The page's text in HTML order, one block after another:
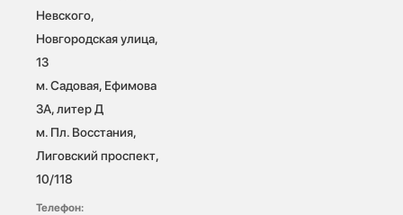
Невского,
Новгородская улица,
13
м. Садовая, Ефимова
3А, литер Д
м. Пл. Восстания,
Лиговский проспект,
10/118
Телефон: